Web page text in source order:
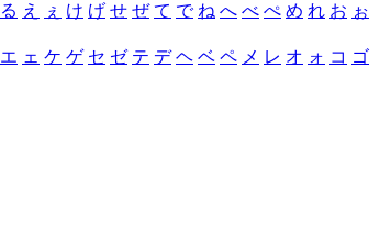
る え ぇ け げ せ ぜ て で ね へ べ ぺ め れ お ぉ
エ ェ ケ ゲ セ ゼ テ デ ヘ ベ ペ メ レ オ ォ コ ゴ